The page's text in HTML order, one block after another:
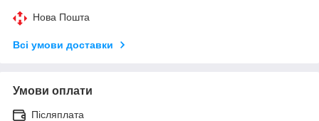
Нова Пошта
Всі умови доставки
Умови оплати
Післяплата